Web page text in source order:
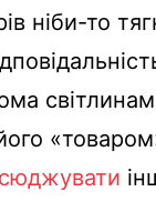
ніби-то